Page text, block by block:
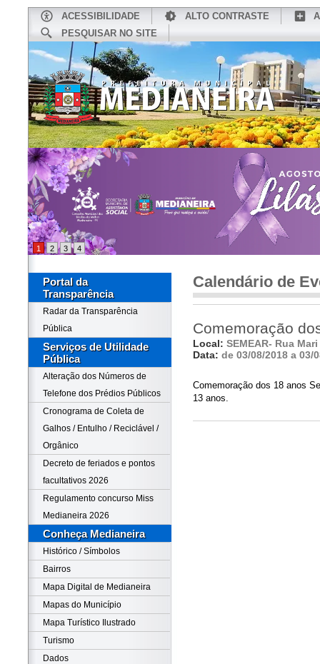
ACESSIBILIDADE ALTO CONTRASTE
PESQUISAR NO SITE
CONHEÇA MEDIANEIRA
1 2 3 4
Portal da
Transparência
Radar da Transparência
Pública
Serviços de Utilidade
Pública
Alteração dos Números de
Telefone dos Prédios Públicos
Cronograma de Coleta de
Galhos / Entulho / Reciclável /
Orgânico
Decreto de feriados e pontos
facultativos 2026
Regulamento concurso Miss
Medianeira 2026
Conheça Medianeira
Histórico / Símbolos
Bairros
Mapa Digital de Medianeira
Mapas do Município
Mapa Turístico Ilustrado
Turismo
Dados
Calendário de
Comemoração
Local: SEMEAR- Rua
Data: de 03/08/2018 a 03/
Comemoração dos 18 anos
13 anos.